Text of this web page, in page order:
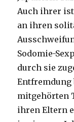
Auch ihrer
an ihren
Sodomie-
durch sie
mitgehörten
ihren Eltern